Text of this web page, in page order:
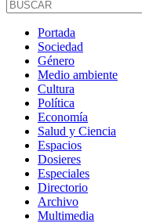
Portada
Sociedad
Género
Medio ambiente
Cultura
Política
Economía
Salud y Ciencia
Espacios
Dosieres
Especiales
Directorio
Archivo
Multimedia